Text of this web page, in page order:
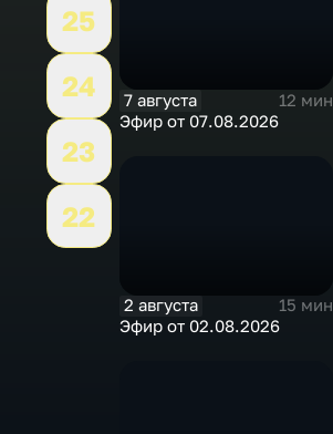
25
24
23
22
7 августа
12 мин
Эфир от 07.08.2026
2 августа
15 мин
Эфир от 02.08.2026